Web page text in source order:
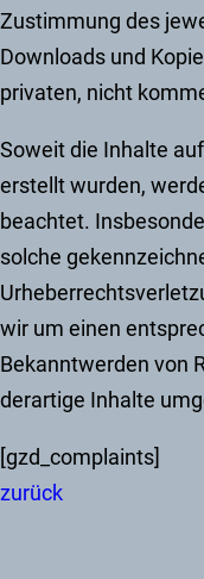
Zustimmung des
Downloads und
privaten, nicht
Soweit die Inhalte
erstellt wurden,
beachtet.
solche
wir um einen
Bekanntwerden von
derartige Inhalte
[gzd_complaints]
zurück